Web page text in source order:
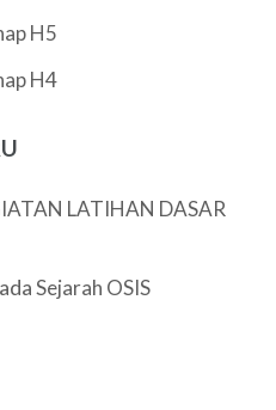
H5
H4
LATIHAN DASAR
Sejarah OSIS